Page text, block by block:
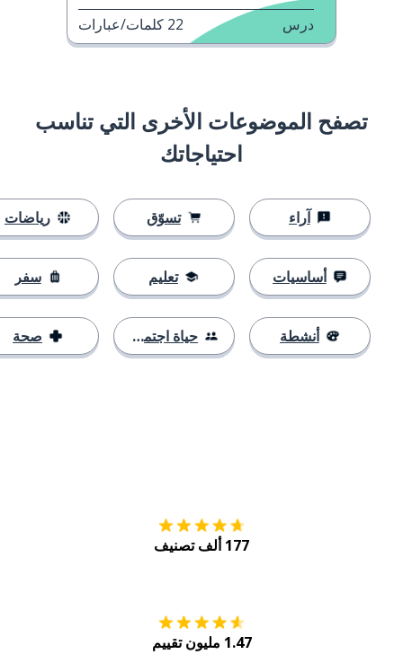
درس 22 كلمات/عبارات
تصفح الموضوعات الأخرى التي تناسب
احتياجاتك
آراء
أساسيات
أنشطة
تسوّق
تعليم
حياة اجتماعية
رياضات
سفر
صحة
177 ألف تصنيف
1.47 مليون تقييم